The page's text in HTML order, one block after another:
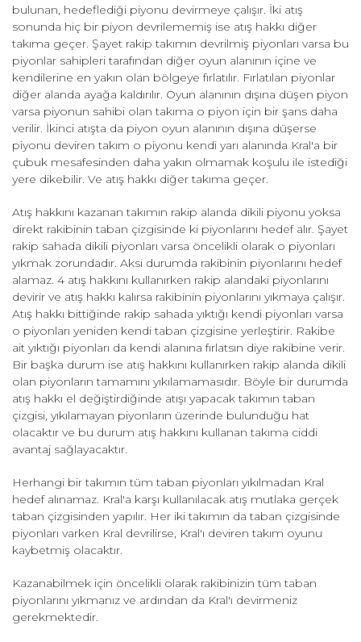
bulunan, hedeflediği piyonu devirmeye çalışır. İki atış
sonunda hiç bir piyon devrilememiş ise atış hakkı diğer
takıma geçer. Şayet rakip takımın devrilmiş piyonları varsa bu
piyonlar sahipleri tarafından diğer oyun alanının içine ve
kendilerine en yakın olan bölgeye fırlatılır. Fırlatılan piyonlar
diğer alanda ayağa kaldırılır. Oyun alanının dışına düşen piyon
varsa piyonun sahibi olan takıma o piyon için bir şans daha
verilir. İkinci atışta da piyon oyun alanının dışına düşerse
piyonu deviren takım o piyonu kendi yarı alanında Kral'a bir
çubuk mesafesinden daha yakın olmamak koşulu ile istediği
yere dikebilir. Ve atış hakkı diğer takıma geçer.
Atış hakkını kazanan takımın rakip alanda dikili piyonu yoksa
direkt rakibinin taban çizgisinde ki piyonlarını hedef alır. Şayet
rakip sahada dikili piyonları varsa öncelikli olarak o piyonları
yıkmak zorundadır. Aksi durumda rakibinin piyonlarını hedef
alamaz. 4 atış hakkını kullanırken rakip alandaki piyonlarını
devirir ve atış hakkı kalırsa rakibinin piyonlarını yıkmaya çalışır.
Atış hakkı bittiğinde rakip sahada yıktığı kendi piyonları varsa
o piyonları yeniden kendi taban çizgisine yerleştirir. Rakibe
ait yıktığı piyonları da kendi alanına fırlatsın diye rakibine verir.
Bir başka durum ise atış hakkını kullanırken rakip alanda dikili
olan piyonların tamamını yıkılamamasıdır. Böyle bir durumda
atış hakkı el değiştirdiğinde atışı yapacak takımın taban
çizgisi, yıkılamayan piyonların üzerinde bulunduğu hat
olacaktır ve bu durum atış hakkını kullanan takıma ciddi
avantaj sağlayacaktır.
Herhangi bir takımın tüm taban piyonları yıkılmadan Kral
hedef alınamaz. Kral'a karşı kullanılacak atış mutlaka gerçek
taban çizgisinden yapılır. Her iki takımın da taban çizgisinde
piyonları varken Kral devrilirse, Kral'ı deviren takım oyunu
kaybetmiş olacaktır.
Kazanabilmek için öncelikli olarak rakibinizin tüm taban
piyonlarını yıkmanız ve ardından da Kral'ı devirmeniz
gerekmektedir.